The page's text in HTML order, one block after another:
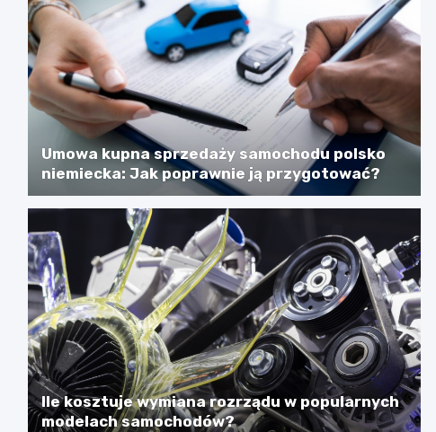
Umowa kupna sprzedaży samochodu polsko
niemiecka: Jak poprawnie ją przygotować?
Ile kosztuje wymiana rozrządu w popularnych
modelach samochodów?